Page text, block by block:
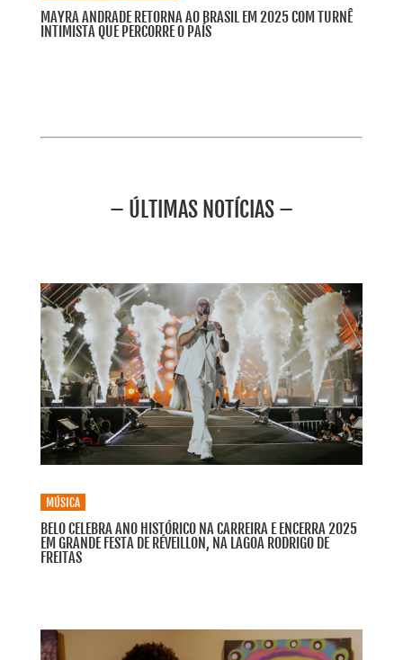
MAYRA ANDRADE RETORNA AO BRASIL EM 2025 COM TURNÊ
INTIMISTA QUE PERCORRE O PAÍS
– ÚLTIMAS NOTÍCIAS –
MÚSICA
BELO CELEBRA ANO HISTÓRICO NA CARREIRA E ENCERRA 2025
EM GRANDE FESTA DE RÉVEILLON, NA LAGOA RODRIGO DE
FREITAS